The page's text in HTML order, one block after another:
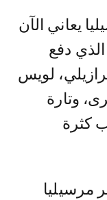
يعاني الآن
دفع
لويس
وتارة
كثرة
مرسيليا